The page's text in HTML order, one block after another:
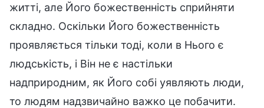
житті, але Його божественність сприйняти
складно. Оскільки Його божественність
проявляється тільки тоді, коли в Нього є
людськість, і Він не є настільки
надприродним, як Його собі уявляють люди,
то людям надзвичайно важко це побачити.